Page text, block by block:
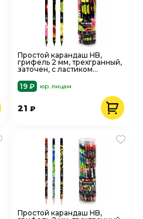
Простой карандаш HB,
грифель 2 мм, трехгранный,
заточен, с ластиком
19 ₽
юр. лицам
21₽
Простой карандаш HB,